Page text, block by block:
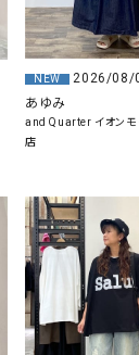
NEW
2026/08/
あゆみ
and Quarter イオンモ
店